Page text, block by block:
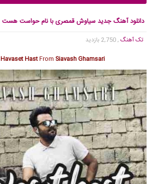
دانلود آهنگ جدید سیاوش قمصری با نام حواست هست
تک آهنگ , 2,750 بازدید
Havaset HastFrom Siavash Ghamsari